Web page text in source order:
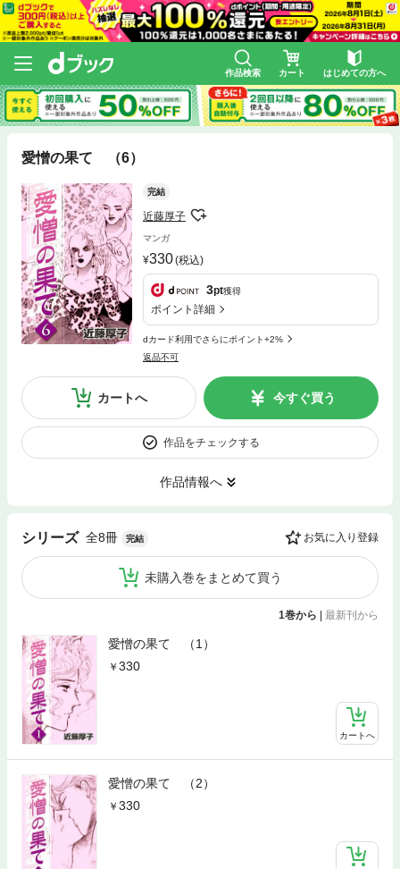
作品検索 カート はじめての方へ
愛憎の果て （6）
完結
近藤厚子
マンガ
330(税込)
3pt獲得
ポイント詳細
dカード利用でさらにポイント+2%
返品不可
カートへ 今すぐ買う
作品をチェックする
作品情報へ
シリーズ 全8冊 完結 お気に入り登録
未購入巻をまとめて買う
1巻から 最新刊から
愛憎の果て （1）
330
カートへ
愛憎の果て （2）
330